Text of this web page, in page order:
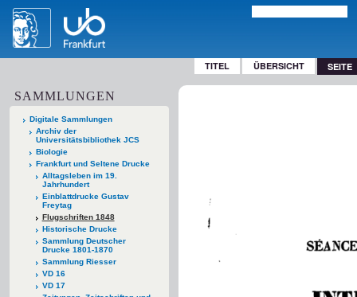
TITEL ÜBERSICHT SEITE
SAMMLUNGEN
Digitale Sammlungen
Archiv der
Universitätsbibliothek JCS
Biologie
Frankfurt und Seltene Drucke
Alltagsleben im 19.
Jahrhundert
Einblattdrucke Gustav
Freytag
Flugschriften 1848
Historische Drucke
Sammlung Deutscher
Drucke 1801-1870
Sammlung Riesser
VD 16
VD 17